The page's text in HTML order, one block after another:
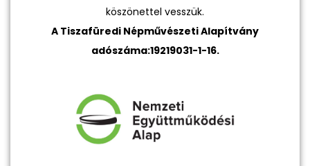
köszönettel vesszük.
A Tiszafüredi Népművészeti Alapítvány
adószáma:19219031-1-16.